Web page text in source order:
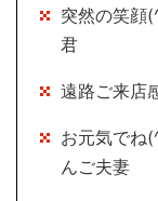
突然の笑顔
君
遠路ご来店
お元気でね
んご夫妻